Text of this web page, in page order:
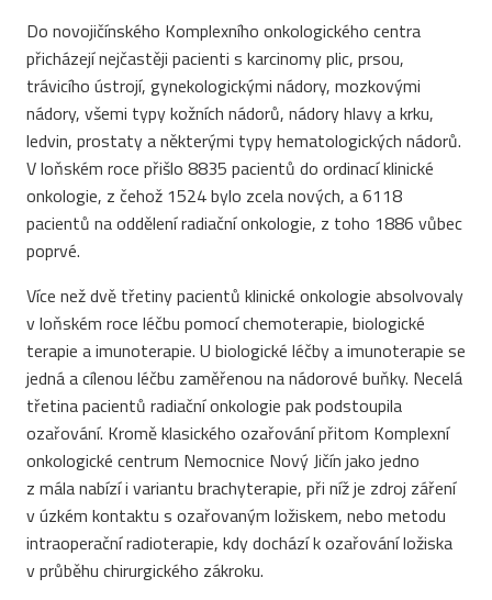
Do novojičínského Komplexního onkologického centra
přicházejí nejčastěji pacienti s karcinomy plic, prsou,
trávicího ústrojí, gynekologickými nádory, mozkovými
nádory, všemi typy kožních nádorů, nádory hlavy a krku,
ledvin, prostaty a některými typy hematologických nádorů.
V loňském roce přišlo 8835 pacientů do ordinací klinické
onkologie, z čehož 1524 bylo zcela nových, a 6118
pacientů na oddělení radiační onkologie, z toho 1886 vůbec
poprvé.
Více než dvě třetiny pacientů klinické onkologie absolvovaly
v loňském roce léčbu pomocí chemoterapie, biologické
terapie a imunoterapie. U biologické léčby a imunoterapie se
jedná a cílenou léčbu zaměřenou na nádorové buňky. Necelá
třetina pacientů radiační onkologie pak podstoupila
ozařování. Kromě klasického ozařování přitom Komplexní
onkologické centrum Nemocnice Nový Jičín jako jedno
z mála nabízí i variantu brachyterapie, při níž je zdroj záření
v úzkém kontaktu s ozařovaným ložiskem, nebo metodu
intraoperační radioterapie, kdy dochází k ozařování ložiska
v průběhu chirurgického zákroku.